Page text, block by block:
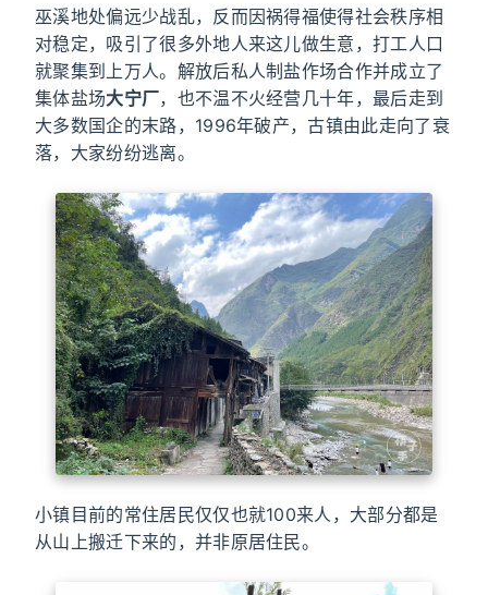
巫溪地处偏远少战乱，反而因祸得福使得社会秩序相
对稳定，吸引了很多外地人来这儿做生意，打工人口
就聚集到上万人。解放后私人制盐作场合作并成立了
集体盐场大宁厂，也不温不火经营几十年，最后走到
大多数国企的末路，1996年破产，古镇由此走向了衰
落，大家纷纷逃离。
小镇目前的常住居民仅仅也就100来人，大部分都是
从山上搬迁下来的，并非原居住民。